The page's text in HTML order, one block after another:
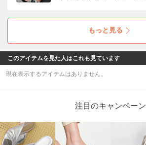
もっと見る
このアイテムを見た人はこれも見ています
現在表示するアイテムはありません。
注目のキャンペーン